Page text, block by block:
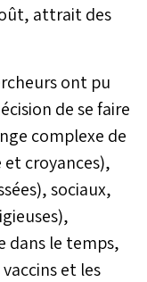
attrait des
ont pu
de se faire
complexe de
croyances),
sociaux,
dans le temps,
et les